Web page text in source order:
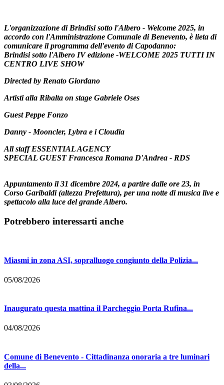
L'organizzazione di Brindisi sotto l'Albero - Welcome 2025, in
accordo con l'Amministrazione Comunale di Benevento, è lieta di
comunicare il programma dell'evento di Capodanno:
Brindisi sotto l'Albero IV edizione -WELCOME 2025 TUTTI IN
CENTRO LIVE SHOW
Directed by Renato Giordano
Artisti alla Ribalta on stage Gabriele Oses
Guest Peppe Fonzo
Danny - Mooncler, Lybra e i Cloudia
All staff ESSENTIAL AGENCY
SPECIAL GUEST Francesca Romana D'Andrea - RDS
Appuntamento il 31 dicembre 2024, a partire dalle ore 23, in
Corso Garibaldi (altezza Prefettura), per una notte di musica live e
spettacolo alla luce del grande Albero.
Potrebbero interessarti anche
Miasmi in zona ASI, sopralluogo congiunto della Polizia...
05/08/2026
Inaugurato questa mattina il Parcheggio Porta Rufina...
04/08/2026
Comune di Benevento - Cittadinanza onoraria a tre luminari
della...